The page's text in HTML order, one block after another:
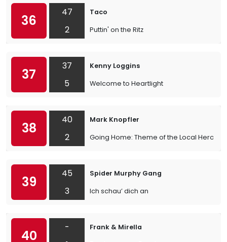
36
47
2
Taco
Puttin' on the Ritz
37
37
5
Kenny Loggins
Welcome to Heartlight
38
40
2
Mark Knopfler
Going Home: Theme of the Local Hero
39
45
3
Spider Murphy Gang
Ich schau’ dich an
40
-
Frank & Mirella